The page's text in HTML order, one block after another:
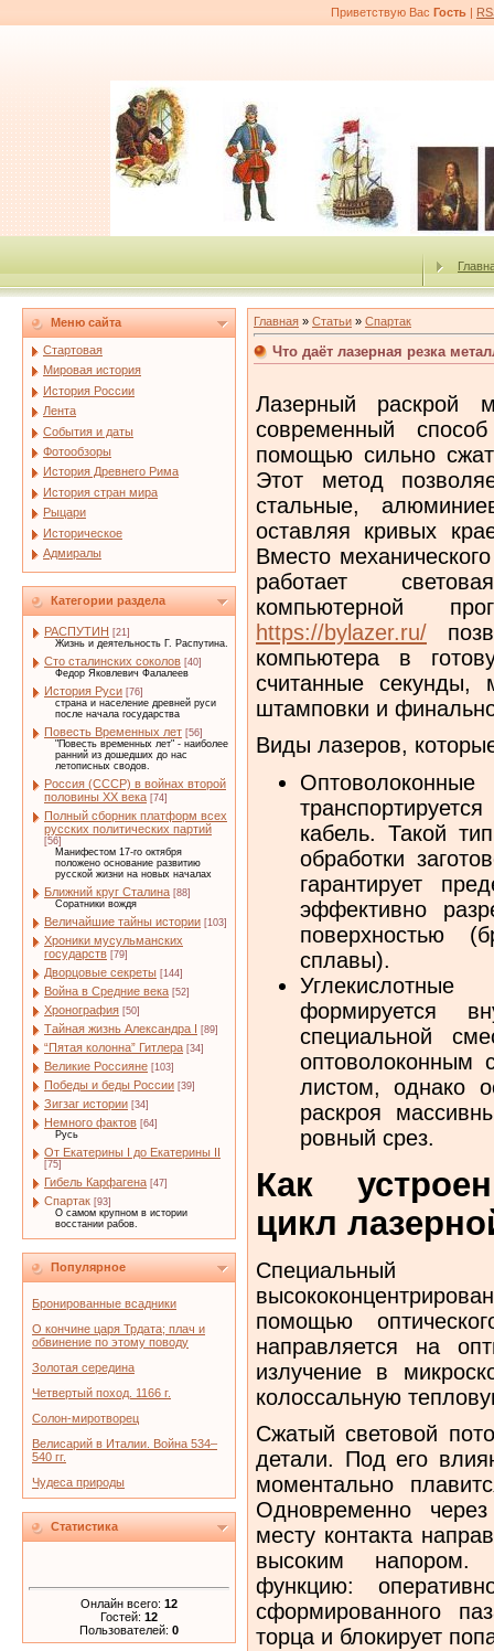
Приветствую Вас Гость |
Меню сайта
Стартовая
Мировая история
История России
Лента
События и даты
Фотообзоры
История Древнего Рима
История стран мира
Рыцари
Историческое
Адмиралы
Категории раздела
РАСПУТИН [21]
Жизнь и деятельность Г. Распутина.
Сто сталинских соколов [40]
Федор Яковлевич Фалалеев
История Руси [76]
страна и население древней руси
после начала государства
Повесть Временных лет [56]
"Повесть временных лет" - наиболее
ранний из дошедших до нас
летописных сводов.
Россия (СССР) в войнах второй
половины XX века [74]
Полный сборник платформ всех
русских политических партий
[56]
Манифестом 17-го октября
положено основание развитию
русской жизни на новых началах
Ближний круг Сталина [88]
Соратники вождя
Величайшие тайны истории [103]
Хроники мусульманских
государств [79]
Дворцовые секреты [144]
Война в Средние века [52]
Хронография [50]
Тайная жизнь Александра I [89]
“Пятая колонна” Гитлера [34]
Великие Россияне [103]
Победы и беды России [39]
Зигзаг истории [34]
Немного фактов [64]
Русь
От Екатерины I до Екатерины II
[75]
Гибель Карфагена [47]
Спартак [93]
О самом крупном в истории
восстании рабов.
Популярное
Бронированные всадники
О кончине царя Трдата; плач и
обвинение по этому поводу
Золотая середина
Четвертый поход. 1166 г.
Солон-миротворец
Велисарий в Италии. Война 534–
540 гг.
Чудеса природы
Статистика
Онлайн всего: 12
Гостей: 12
Пользователей: 0
Главная » Статьи » Спартак
Что даёт лазерная резка
Лазерный раскрой
современный
помощью сильно
Этот метод
стальные,
оставляя кривых
Вместо
работает
компьютерной
https://bylazer.ru/
компьютера в
считанные секунды,
штамповки и
Виды лазеров,
кабель. Такой
обработки
гарантирует
эффективно
поверхностью
сплавы).
формируется
специальной
оптоволоконным
листом, однако
раскроя
ровный срез.
Как
цикл
Специальный
помощью
направляется на
излучение в
колоссальную
Сжатый световой
детали. Под его
моментально
Одновременно
месту контакта
высоким напором.
функцию:
сформированного
торца и блокирует